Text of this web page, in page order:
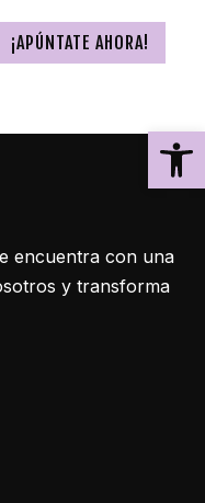
¡APÚNTATE AHORA!
encuentra con una
y transforma